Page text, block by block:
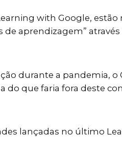
with Google,
aprendizagem”
durante a pandemia, o
do que faria fora deste
lançadas no último